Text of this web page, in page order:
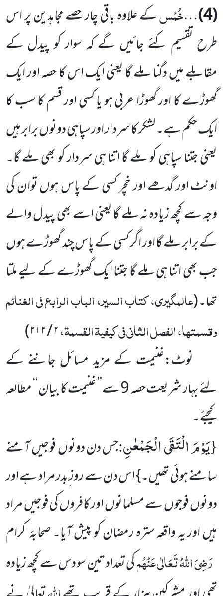
(4)
…خُمُسکے علاوہ باقی چار حصے مجاہدین پر اس
طرح تقسیم کئے جائیں گے کہ سوار کو پیدل کے
مقابلے میں دگنا ملے گا یعنی ایک اس کا حصہ اور ایک
گھوڑے کا اور گھوڑا عربی ہو یا کسی اور قسم کا سب کا
ایک حکم ہے۔ لشکر کا سردار اور سپاہی دونوں برابر ہیں
یعنی جتنا سپاہی کو ملے گا اتنا ہی سردار کو بھی ملے گا۔
اونٹ اور گدھے اور خچر کسی کے پاس ہوں توان کی
وجہ سے کچھ زیادہ نہ ملے گا یعنی اسے بھی پیدل والے
کے برابر ملے گا اور اگر کسی کے پاس چند گھوڑے ہوں
جب بھی اتنا ہی ملے گا جتنا ایک گھوڑے کے لیے ملتا
تھا۔(عالمگیری، کتاب السیر، الباب الرابع فی الغنائم
وقسمتہا، الفصل الثانی فی کیفیۃ القسمۃ،۲ / ۲۱۲
)
نوٹ:غنیمت کے مزید مسائل جاننے کے
لئے بہار شریعت حصہ 9 سے’’ غنیمت کا بیان ‘‘ مطالعہ
کیجئے۔
{یَوْمَ الْتَقَى الْجَمْعٰنِ:جس دن دونوں فوجیں آمنے
سامنے ہوئی تھیں۔} اس دن سے روز ِبدر مراد ہے اور
دونوں فوجوں سے مسلمانوں اور کافروں کی فوجیں مراد
ہیں اور یہ واقعہ سترہ رمضان کو پیش آیا۔ صحابۂکرام
رَضِیَ اللہُ تَعَالٰی عَنْہُمکی تعداد تین سو دس سے کچھ زیادہ